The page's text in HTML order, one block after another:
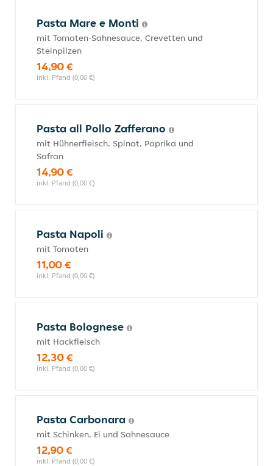
Pasta Mare e Monti
mit Tomaten-Sahnesauce, Crevetten und
Steinpilzen
14,90 €
inkl. Pfand (0,00 €)
Pasta all Pollo Zafferano
mit Hühnerfleisch, Spinat, Paprika und
Safran
14,90 €
inkl. Pfand (0,00 €)
Pasta Napoli
mit Tomaten
11,00 €
inkl. Pfand (0,00 €)
Pasta Bolognese
mit Hackfleisch
12,30 €
inkl. Pfand (0,00 €)
Pasta Carbonara
mit Schinken, Ei und Sahnesauce
12,90 €
inkl. Pfand (0,00 €)